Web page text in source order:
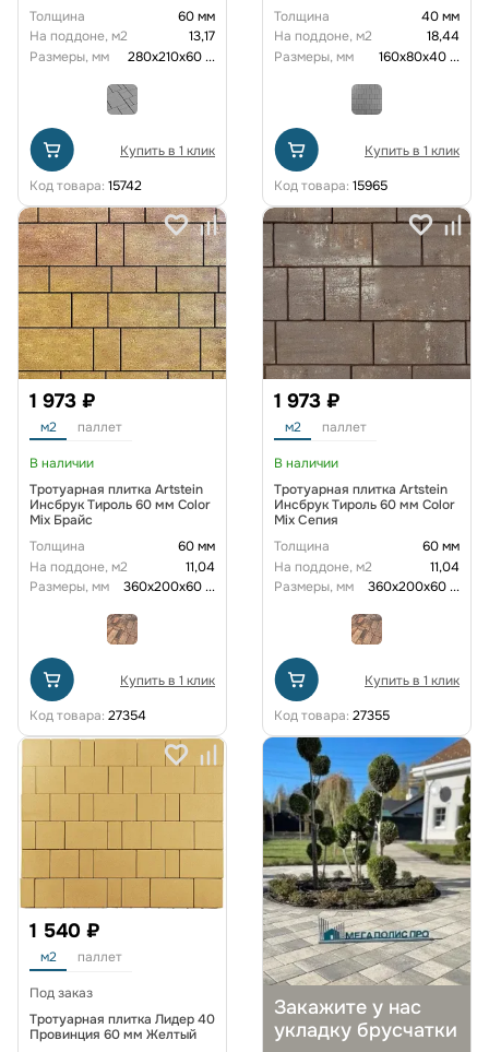
Толщина
60 мм
На поддоне, м2
13,17
Размеры, мм
280х210х60...
Купить в 1 клик
Код товара: 15742
Толщина
40 мм
На поддоне, м2
18,44
Размеры, мм
160х80х40...
Купить в 1 клик
Код товара: 15965
1 973 ₽
м2 паллет
В наличии
Тротуарная плитка Artstein
Инсбрук Тироль 60 мм Color
Mix Брайс
Толщина
60 мм
На поддоне, м2
11,04
Размеры, мм
360х200х60...
Купить в 1 клик
Код товара: 27354
1 973 ₽
м2 паллет
В наличии
Тротуарная плитка Artstein
Инсбрук Тироль 60 мм Color
Mix Сепия
Толщина
60 мм
На поддоне, м2
11,04
Размеры, мм
360х200х60...
Купить в 1 клик
Код товара: 27355
1 540 ₽
м2 паллет
Под заказ
Тротуарная плитка Лидер 40
Провинция 60 мм Желтый
Закажите у нас
укладку брусчатки